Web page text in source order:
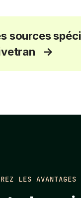
sources
LES AVANTAGES